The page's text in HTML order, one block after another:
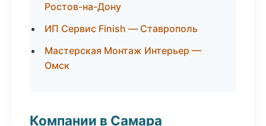
Ростов-на-Дону
ИП Сервис Finish — Ставрополь
Мастерская Монтаж Интерьер —
Омск
Компании в Самара